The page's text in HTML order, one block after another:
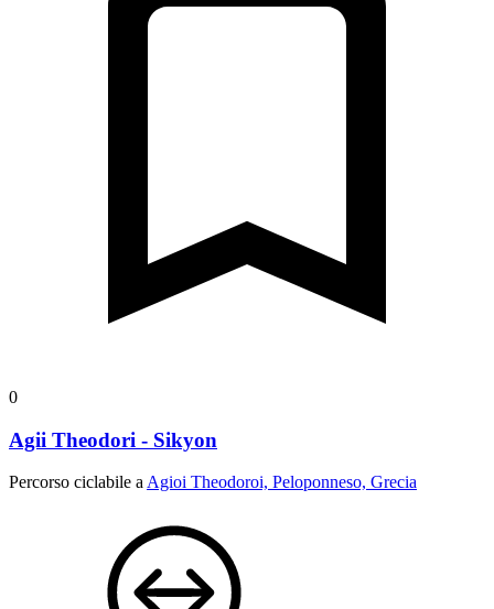
0
Agii Theodori - Sikyon
Percorso ciclabile a Agioi Theodoroi, Peloponneso, Grecia